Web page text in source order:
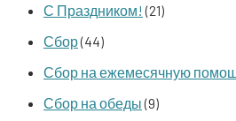
С Праздником! (21)
Сбор(44)
Сбор на ежемесячную
Сбор на обеды(9)